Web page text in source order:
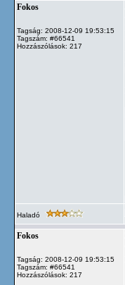
Fokos
Tagság: 2008-12-09 19:53:15
Tagszám: #66541
Hozzászólások: 217
Haladó
Fokos
Tagság: 2008-12-09 19:53:15
Tagszám: #66541
Hozzászólások: 217